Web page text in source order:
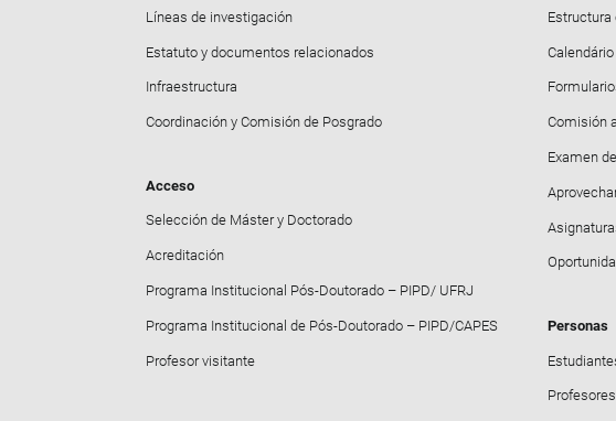
Líneas de investigación
Estatuto y documentos relacionados
Infraestructura
Coordinación y Comisión de Posgrado
Acceso
Selección de Máster y Doctorado
Acreditación
Programa Institucional Pós-Doutorado – PIPD/ UFRJ
Programa Institucional de Pós-Doutorado – PIPD/CAPES
Profesor visitante
Comisión
Examen
Personas
Profesores